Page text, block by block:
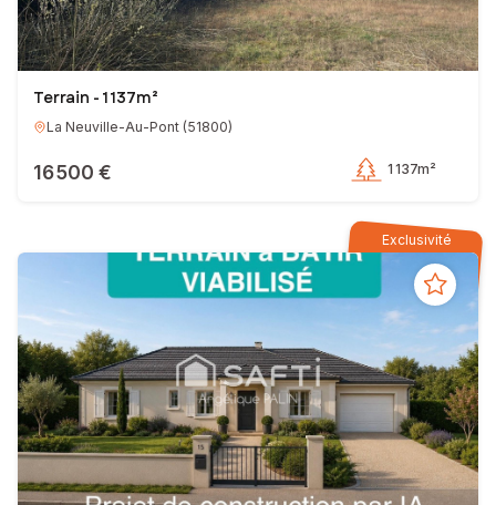
Terrain - 1 137m²
La Neuville-Au-Pont (51800)
16 500 € 1 137m²
Exclusivité